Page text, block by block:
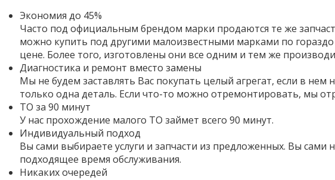
Экономия до 45%
Часто под официальным брендом марки продаются те же
можно купить под другими малоизвестными марками по гораздо
цене. Более того, изготовлены они все одним и тем же
Диагностика и ремонт вместо замены
Мы не будем заставлять Вас покупать целый агрегат, если в нем
только одна деталь. Если что-то можно отремонтировать, мы
ТО за 90 минут
У нас прохождение малого ТО займет всего 90 минут.
Индивидуальный подход
Вы сами выбираете услуги и запчасти из предложенных. Вы сами
подходящее время обслуживания.
Никаких очередей